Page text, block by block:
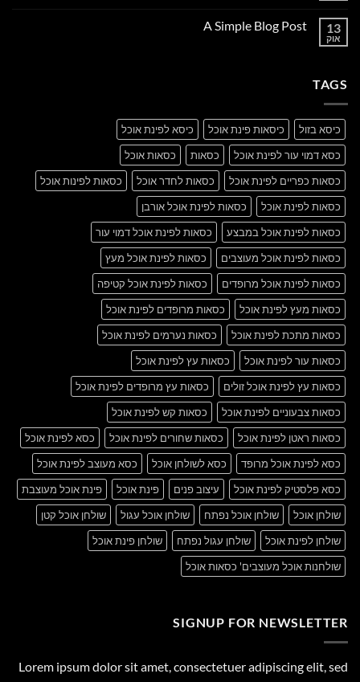
Just
13
אוק
A Simple Blog Post
TAGS
כיסא בזול כיסאות פינת אוכל
כיסא לפינת אוכל
כסא דמוי עור לפינת אוכל
כסאות
כסאות אוכל
כסאות כפריים לפינת אוכל
כסאות לחדר אוכל
כסאות לפינות אוכל
כסאות לפינת אוכל
כסאות לפינת אוכל אורבן
כסאות לפינת אוכל במבצע
כסאות לפינת אוכל דמוי עור
כסאות לפינת אוכל מעוצבים
כסאות לפינת אוכל מעץ
כסאות לפינת אוכל מרופדים
כסאות לפינת אוכל קטיפה
כסאות מעץ לפינת אוכל
כסאות מרופדים לפינת אוכל
כסאות מתכת לפינת אוכל
כסאות נערמים לפינת אוכל
כסאות עור לפינת אוכל
כסאות עץ לפינת אוכל
כסאות עץ לפינת אוכל זולים
כסאות עץ מרופדים לפינת אוכל
כסאות צבעוניים לפינת אוכל
כסאות קש לפינת אוכל
כסאות ראטן לפינת אוכל
כסאות שחורים לפינת אוכל
כסא לפינת אוכל
כסא לפינת אוכל מרופד
כסא לשולחן אוכל
כסא מעוצב לפינת אוכל
כסא פלסטיק לפינת אוכל
עיצוב פנים פינת אוכל
פינת אוכל מעוצבת
שולחן אוכל
שולחן אוכל נפתח שולחן אוכל עגול
שולחן אוכל קטן
שולחן לפינת אוכל
שולחן עגול נפתח
שולחן פינת אוכל
שולחנות אוכל מעוצבים' כסאות אוכל
SIGNUP FOR NEWSLETTER
Lorem ipsum dolor sit amet, consectetuer adipiscing elit, sed